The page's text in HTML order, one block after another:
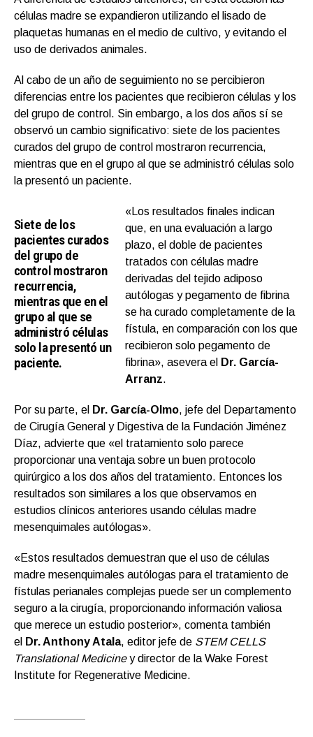
células madre se expandieron utilizando el lisado de
plaquetas humanas en el medio de cultivo, y evitando el
uso de derivados animales.
Al cabo de un año de seguimiento no se percibieron
diferencias entre los pacientes que recibieron células y los
del grupo de control. Sin embargo, a los dos años sí se
observó un cambio significativo: siete de los pacientes
curados del grupo de control mostraron recurrencia,
mientras que en el grupo al que se administró células solo
la presentó un paciente.
Siete de los
pacientes curados
del grupo de
control mostraron
recurrencia,
mientras que en el
grupo al que se
administró células
solo la presentó un
paciente.
«Los resultados finales indican
que, en una evaluación a largo
plazo, el doble de pacientes
tratados con células madre
derivadas del tejido adiposo
autólogas y pegamento de fibrina
se ha curado completamente de la
fístula, en comparación con los que
recibieron solo pegamento de
fibrina», asevera el Dr. García-
Arranz.
Por su parte, el Dr. García-Olmo, jefe del Departamento
de Cirugía General y Digestiva de la Fundación Jiménez
Díaz, advierte que «el tratamiento solo parece
proporcionar una ventaja sobre un buen protocolo
quirúrgico a los dos años del tratamiento. Entonces los
resultados son similares a los que observamos en
estudios clínicos anteriores usando células madre
mesenquimales autólogas».
«Estos resultados demuestran que el uso de células
madre mesenquimales autólogas para el tratamiento de
fístulas perianales complejas puede ser un complemento
seguro a la cirugía, proporcionando información valiosa
que merece un estudio posterior», comenta también
el Dr. Anthony Atala, editor jefe de STEM CELLS
Translational Mediciney director de la Wake Forest
Institute for Regenerative Medicine.